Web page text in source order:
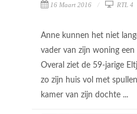
16 Maart 2016 RTL 4
Anne kunnen het niet
vader van zijn woning
Overal ziet de 59-jarige
zo zijn huis vol met
kamer van zijn dochte ...